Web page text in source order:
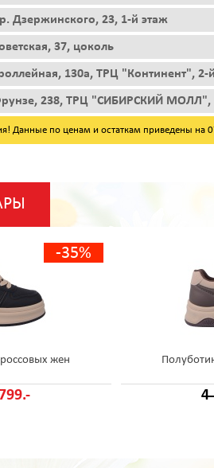
Дзержинского, 23, 1-й этаж
37, цоколь
130а, ТРЦ "Континент", 2-
238, ТРЦ "СИБИРСКИЙ МОЛЛ",
Данные по ценам и остаткам приведены на
-35%
жен
4